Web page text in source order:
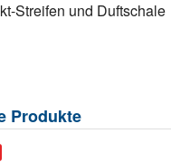
Streifen und Duftschale
überspringen
Produkte